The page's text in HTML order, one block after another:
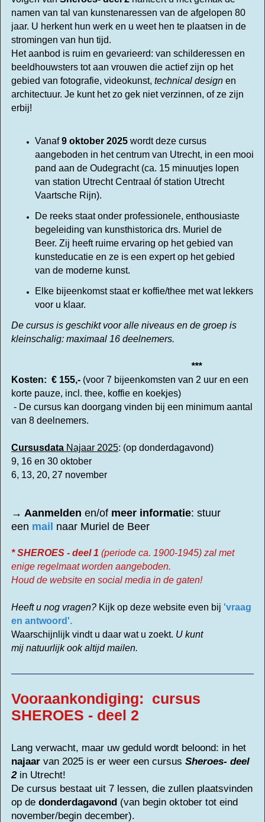
namen van tal van kunstenaressen van de afgelopen 80
jaar. U herkent hun werk en u weet hen te plaatsen in de
stromingen van hun tijd.
Het aanbod is ruim en gevarieerd: van schilderessen en
beeldhouwsters tot aan vrouwen die actief zijn op het
gebied van fotografie, videokunst, technical designen
architectuur. Je kunt het zo gek niet verzinnen, of ze zijn
erbij!
Vanaf9 oktober 2025 wordt deze cursus
aangeboden in het centrum van Utrecht, in een mooi
pand aan de Oudegracht (ca. 15 minuutjes lopen
van station Utrecht Centraal óf station Utrecht
Vaartsche Rijn).
De reeks staat onderprofessionele, enthousiaste
begeleiding van kunsthistorica drs. Muriel de
Beer. Zij heeft ruime ervaring op het gebied van
kunsteducatie en ze is een expert op het gebied
van de moderne kunst.
Elke bijeenkomst staat er koffie/thee met wat lekkers
voor u klaar.
De cursus is geschikt voor alle niveaus en de groep is
kleinschalig: maximaal 16 deelnemers.
***
Kosten: € 155,- (voor 7 bijeenkomsten van 2 uur en een
korte pauze, incl. thee, koffie en koekjes)
- De cursus kan doorgang vinden bij een minimum aantal
van 8 deelnemers.
Cursusdata Najaar 2025: (op donderdagavond)
9, 16 en 30 oktober
6, 13, 20, 27 november
→ Aanmelden en/of meer informatie: stuur
een mail naar Muriel de Beer
* SHEROES - deel 1 (periode ca. 1900-1945) zal met
enige regelmaat worden aangeboden.
Houd de website en social media in de gaten!
Heeft u nog vragen? Kijk op deze website even bij 'vraag
en antwoord'.
Waarschijnlijk vindt u daar wat u zoekt. U kunt
mij natuurlijk ook altijd mailen.
Vooraankondiging: cursus
SHEROES - deel 2
Lang verwacht, maar uw geduld wordt beloond: in het
najaar van 2025 is er weer een cursus Sheroes- deel
2 in Utrecht!
De cursus bestaat uit 7 lessen, die zullen plaatsvinden
op de donderdagavond (van begin oktober tot eind
november/begin december).